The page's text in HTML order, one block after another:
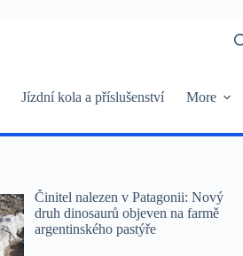
Jízdní kola a příslušenství More
Činitel nalezen v Patagonii: Nový
druh dinosaurů objeven na farmě
argentinského pastýře